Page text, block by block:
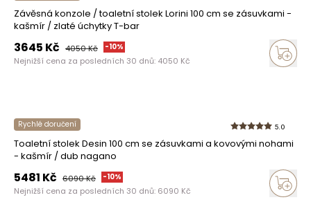
Závěsná konzole / toaletní stolek Lorini 100 cm se zásuvkami -
kašmír / zlaté úchytky T-bar
3645 Kč 4050Kč -10%
Nejnižší cena za posledních 30 dnů: 4050 Kč
Rychlé doručení 5.0
Toaletní stolek Desin 100 cm se zásuvkami a kovovými nohami
- kašmír / dub nagano
5481 Kč 6090Kč -10%
Nejnižší cena za posledních 30 dnů: 6090 Kč